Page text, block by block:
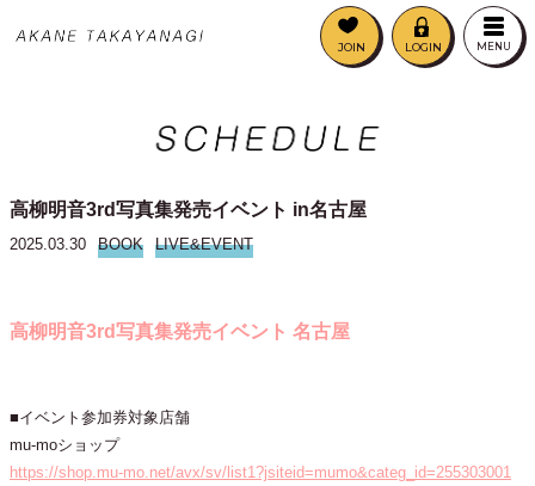
JOIN LOGIN MENU
高柳明音3rd写真集発売イベント in名古屋
2025.03.30 BOOK LIVE&EVENT
高柳明音3rd写真集発売イベント 名古屋
■イベント参加券対象店舗
mu-moショップ
https://shop.mu-mo.net/avx/sv/list1?jsiteid=mumo&categ_id=255303001